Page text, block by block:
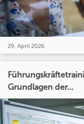
29. April 2026
Grundlagen der...